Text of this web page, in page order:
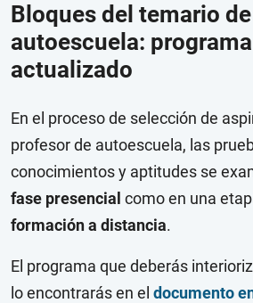
Bloques del temario
autoescuela:
actualizado
En el proceso de selección de
profesor de autoescuela, las
conocimientos y aptitudes se
fase presencial como en una
formación a distancia.
El programa que deberás
lo encontrarás en el documento